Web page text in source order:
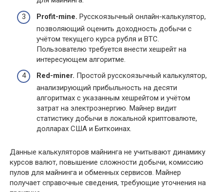
Profit-mine. Русскоязычный онлайн-калькулятор,
позволяющий оценить доходность добычи с
учётом текущего курса рубля и BTC.
Пользователю требуется внести хешрейт на
интересующем алгоритме.
Red-miner. Простой русскоязычный калькулятор,
анализирующий прибыльность на десяти
алгоритмах с указанным хешрейтом и учётом
затрат на электроэнергию. Майнер видит
статистику добычи в локальной криптовалюте,
долларах США и Биткоинах.
Данные калькуляторов майнинга не учитывают динамику
курсов валют, повышение сложности добычи, комиссию
пулов для майнинга и обменных сервисов. Майнер
получает справочные сведения, требующие уточнения на